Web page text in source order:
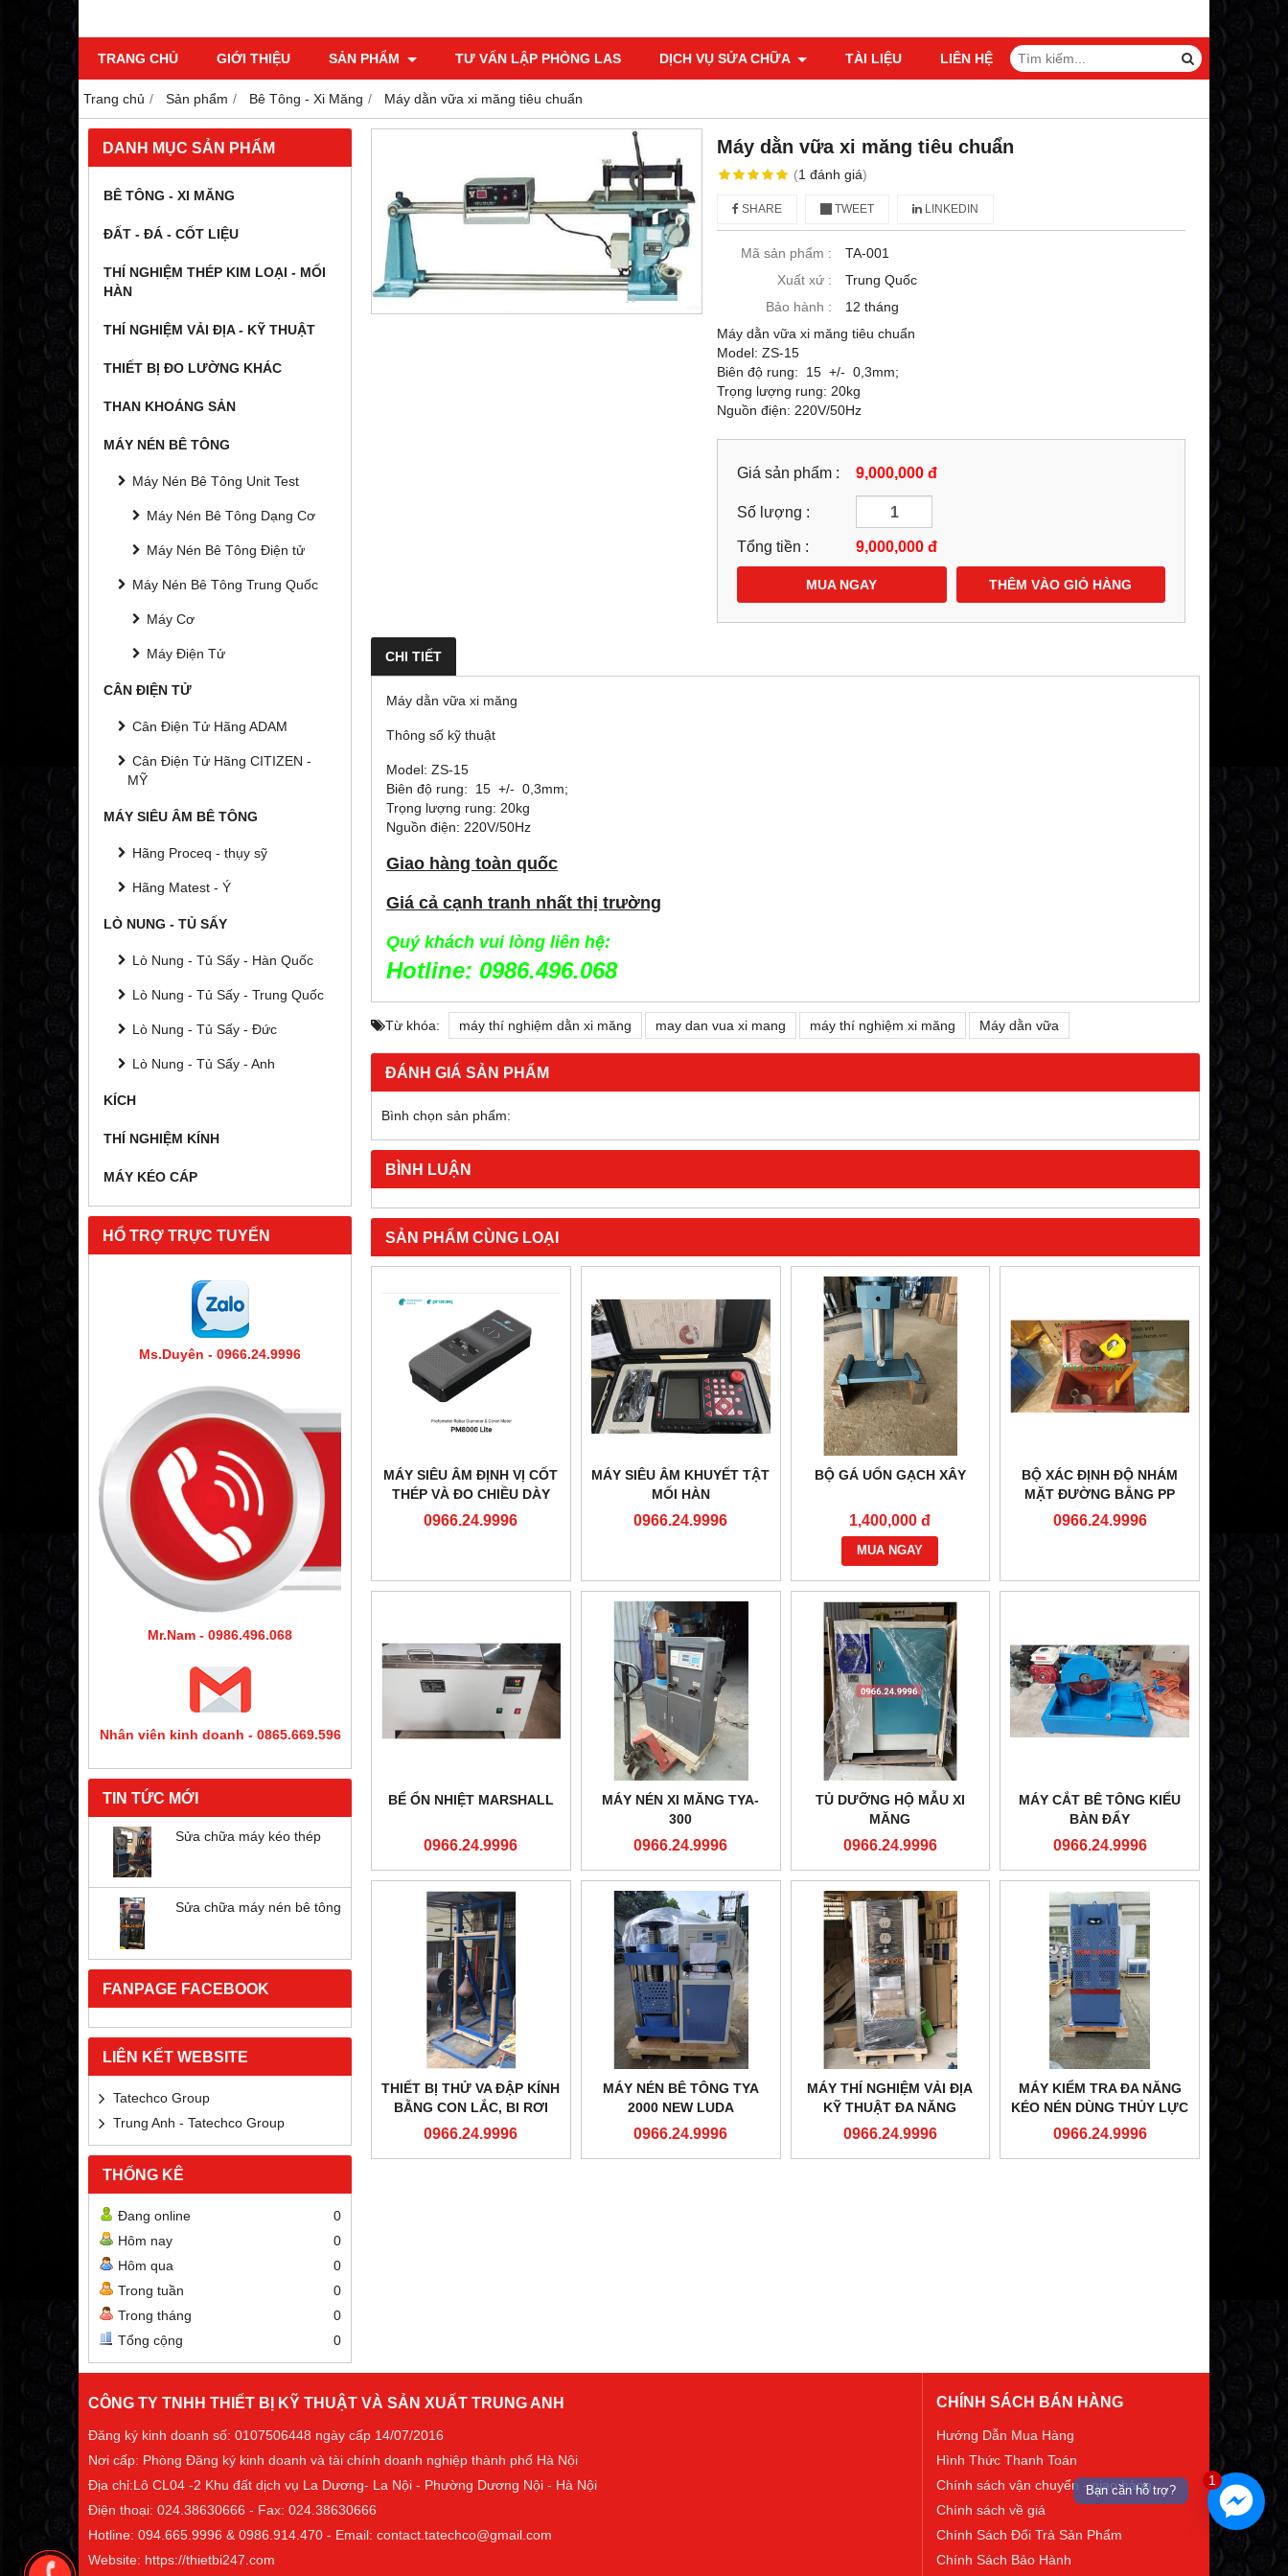
TRANG CHỦ GIỚI THIỆU SẢN PHẨM TƯ VẤN LẬP PHÒNG LAS DỊCH VỤ SỬA CHỮA TÀI LIỆU LIÊN HỆ
Trang chủ Sản phẩm Bê Tông - Xi Măng Máy dằn vữa xi măng tiêu chuẩn
DANH MỤC SẢN PHẨM
BÊ TÔNG - XI MĂNG
ĐẤT - ĐÁ - CỐT LIỆU
THÍ NGHIỆM THÉP KIM LOẠI - MỐI
HÀN
THÍ NGHIỆM VẢI ĐỊA - KỸ THUẬT
THIẾT BỊ ĐO LƯỜNG KHÁC
THAN KHOÁNG SẢN
MÁY NÉN BÊ TÔNG
Máy Nén Bê Tông Unit Test
Máy Nén Bê Tông Dạng Cơ
Máy Nén Bê Tông Điện tử
Máy Nén Bê Tông Trung Quốc
Máy Cơ
Máy Điện Tử
CÂN ĐIỆN TỬ
Cân Điện Tử Hãng ADAM
Cân Điện Tử Hãng CITIZEN -
MỸ
MÁY SIÊU ÂM BÊ TÔNG
Hãng Proceq - thụy sỹ
Hãng Matest - Ý
LÒ NUNG - TỦ SẤY
Lò Nung - Tủ Sấy - Hàn Quốc
Lò Nung - Tủ Sấy - Trung Quốc
Lò Nung - Tủ Sấy - Đức
Lò Nung - Tủ Sấy - Anh
KÍCH
THÍ NGHIỆM KÍNH
MÁY KÉO CÁP
HỔ TRỢ TRỰC TUYẾN
Ms.Duyên - 0966.24.9996
Mr.Nam - 0986.496.068
Nhân viên kinh doanh - 0865.669.596
TIN TỨC MỚI
Sửa chữa máy kéo thép
Sửa chữa máy nén bê tông
FANPAGE FACEBOOK
LIÊN KẾT WEBSITE
Tatechco Group
Trung Anh - Tatechco Group
THỐNG KÊ
Đang online
0
Hôm nay
0
Hôm qua
0
Trong tuần
0
Trong tháng
0
Tổng cộng
0
Máy dằn vữa xi măng tiêu chuẩn
(1 đánh giá)
SHARE TWEET LINKEDIN
Mã sản phẩm :
TA-001
Xuất xứ :
Trung Quốc
Bảo hành :
12 tháng
Máy dằn vữa xi măng tiêu chuẩn
Model: ZS-15
Biên độ rung: 15 +/- 0,3mm;
Trọng lượng rung: 20kg
Nguồn điện: 220V/50Hz
Giá sản phẩm : 9,000,000 đ
Số lượng :
Tổng tiền : 9,000,000 đ
MUA NGAY THÊM VÀO GIỎ HÀNG
CHI TIẾT
Máy dằn vữa xi măng
Thông số kỹ thuật
Model: ZS-15
Biên độ rung: 15 +/- 0,3mm;
Trọng lượng rung: 20kg
Nguồn điện: 220V/50Hz
Giao hàng toàn quốc
Giá cả cạnh tranh nhất thị trường
Quý khách vui lòng liên hệ:
Hotline: 0986.496.068
Từ khóa: máy thí nghiệm dằn xi măng may dan vua xi mang máy thí nghiệm xi măng Máy dằn vữa
ĐÁNH GIÁ SẢN PHẨM
Bình chọn sản phẩm:
BÌNH LUẬN
SẢN PHẨM CÙNG LOẠI
MÁY SIÊU ÂM ĐỊNH VỊ CỐT
THÉP VÀ ĐO CHIỀU DÀY
LỚP PHỦ BÊ TÔNG BẢO
0966.24.9996
MÁY SIÊU ÂM KHUYẾT TẬT
MỐI HÀN
0966.24.9996
BỘ GÁ UỐN GẠCH XÂY
1,400,000 đ
MUA NGAY
BỘ XÁC ĐỊNH ĐỘ NHÁM
MẶT ĐƯỜNG BẰNG PP
RẮC CÁT
0966.24.9996
BỂ ỔN NHIỆT MARSHALL
0966.24.9996
MÁY NÉN XI MĂNG TYA-
300
0966.24.9996
TỦ DƯỠNG HỘ MẪU XI
MĂNG
0966.24.9996
MÁY CẮT BÊ TÔNG KIỂU
BÀN ĐẨY
0966.24.9996
THIẾT BỊ THỬ VA ĐẬP KÍNH
BẰNG CON LẮC, BI RƠI
0966.24.9996
MÁY NÉN BÊ TÔNG TYA
2000 NEW LUDA
0966.24.9996
MÁY THÍ NGHIỆM VẢI ĐỊA
KỸ THUẬT ĐA NĂNG
0966.24.9996
MÁY KIỂM TRA ĐA NĂNG
KÉO NÉN DÙNG THỦY LỰC
WE-1000B
0966.24.9996
CÔNG TY TNHH THIẾT BỊ KỸ THUẬT VÀ SẢN XUẤT TRUNG ANH
Đăng ký kinh doanh số: 0107506448 ngày cấp 14/07/2016
Nơi cấp: Phòng Đăng ký kinh doanh và tài chính doanh nghiệp thành phố Hà Nội
Địa chỉ:Lô CL04 -2 Khu đất dịch vụ La Dương- La Nội - Phường Dương Nội - Hà Nội
Điện thoại: 024.38630666 - Fax: 024.38630666
Hotline: 094.665.9996 & 0986.914.470 - Email: contact.tatechco@gmail.com
Website: https://thietbi247.com
CHÍNH SÁCH BÁN HÀNG
Hướng Dẫn Mua Hàng
Hình Thức Thanh Toán
Chính sách vận chuyển - giao hàng
Chính sách về giá
Chính Sách Đổi Trả Sản Phẩm
Chính Sách Bảo Hành
1
Bạn cần hỗ trợ?